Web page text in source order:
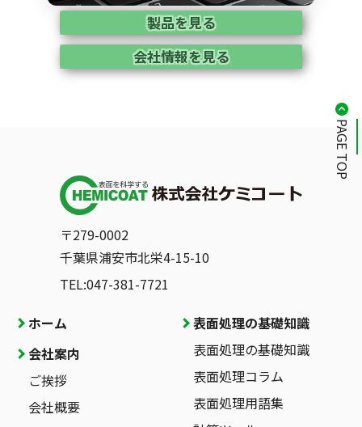
製品を見る
会社情報を見る
〒279-0002
千葉県浦安市北栄4-15-10
TEL:047-381-7721
ホーム
会社案内
ご挨拶
会社概要
表面処理の基礎知識
表面処理の基礎知識
表面処理コラム
表面処理用語集
PAGE TOP